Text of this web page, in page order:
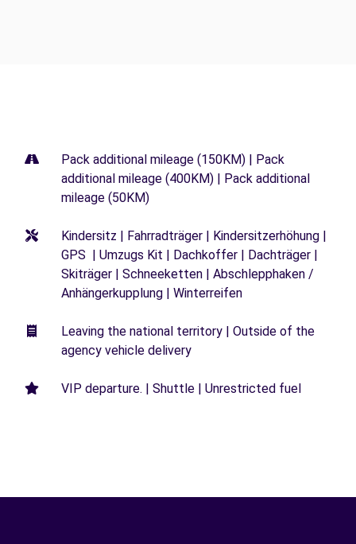
Pack additional mileage (150KM) | Pack
additional mileage (400KM) | Pack additional
mileage (50KM)
Kindersitz | Fahrradträger | Kindersitzerhöhung |
GPS | Umzugs Kit | Dachkoffer | Dachträger |
Skiträger | Schneeketten | Abschlepphaken /
Anhängerkupplung | Winterreifen
Leaving the national territory | Outside of the
agency vehicle delivery
VIP departure. | Shuttle | Unrestricted fuel